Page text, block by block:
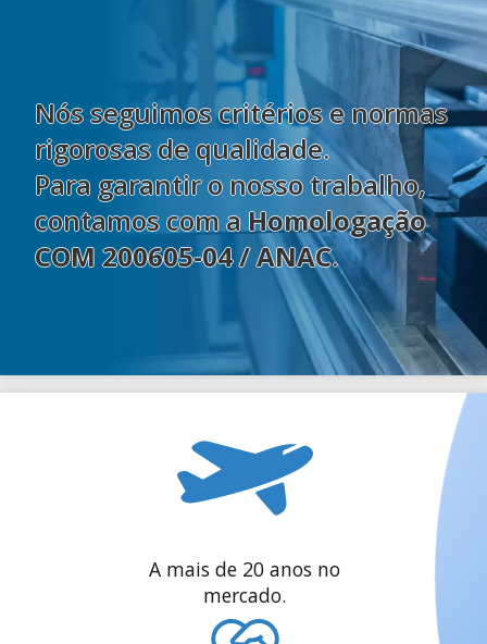
Nós seguimos critérios e normas
rigorosas de qualidade.
Para garantir o nosso trabalho,
contamos com a Homologação
COM 200605-04 / ANAC.
A mais de 20 anos no
mercado.